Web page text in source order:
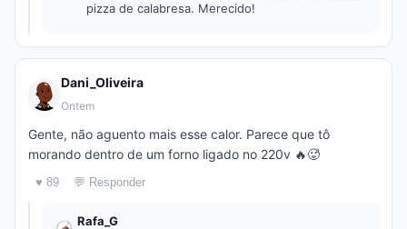
pizza de calabresa. Merecido!
Dani_Oliveira
Ontem
Gente, não aguento mais esse calor. Parece que tô
morando dentro de um forno ligado no 220v 🔥🥵
♥ 89 💬 Responder
Rafa_G